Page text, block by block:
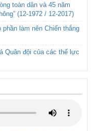
toàn dân và 45 năm
(12-1972 / 12-2017)
làm nên Chiến thắng
Quân đội của các thế lực